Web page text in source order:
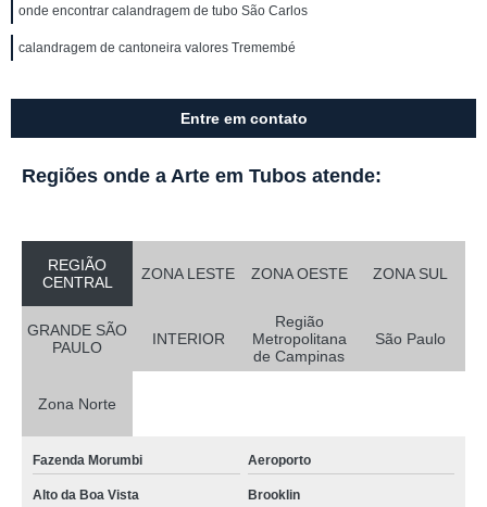
onde encontrar calandragem de tubo São Carlos
calandragem de cantoneira valores Tremembé
Entre em contato
Regiões onde a Arte em Tubos atende:
REGIÃO
CENTRAL
ZONA LESTE ZONA OESTE ZONA SUL
GRANDE SÃO
PAULO
INTERIOR
Região
Metropolitana
de Campinas
São Paulo
Zona Norte
Fazenda Morumbi Aeroporto
Alto da Boa Vista Brooklin